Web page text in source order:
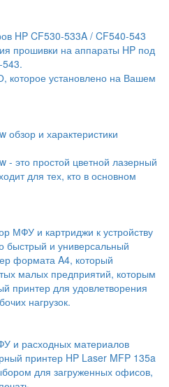
HP CF530-533A / CF540-543
прошивки на аппараты HP под
которое установлено на Вашем
обзор и характеристики
- это простой цветной лазерный
для тех, кто в основном
МФУ и картриджи к устройству
быстрый и универсальный
формата A4, который
малых предприятий, которым
принтер для удовлетворения
нагрузок.
и расходных материалов
принтер HP Laser MFP 135a
для загруженных офисов,